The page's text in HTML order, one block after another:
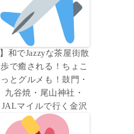
】和でJazzyな茶屋街散
歩で癒される！ちょこ
っとグルメも！鼓門・
九谷焼・尾山神社・
JALマイルで行く金沢